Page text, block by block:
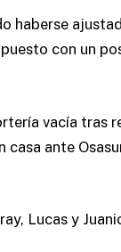
haberse
con un
vacía tras
ante
Lucas y